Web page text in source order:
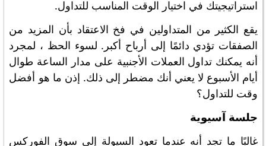
استراتيجيتك في اختيار الوقت المناسب للتداول.
يقع الكثير من المتداولين في فخ الاعتقاد بأن المزيد من
الصفقات تؤدي دائمًا إلى أرباح أكبر. لسوء الحظ ، لمجرد
أنه يمكنك تداول العملات الأجنبية على مدار الساعة طوال
أيام الأسبوع لا يعني أنك مضطر إلى ذلك. إذن ما هو أفضل
وقت للتداول؟
جلسة آسيوية
غالبًا ما تجد أنه عندما تعود السيولة إلى سوق الفوركس